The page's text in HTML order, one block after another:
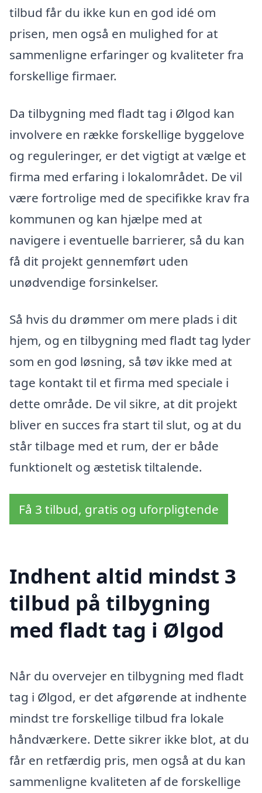
tilbud får du ikke kun en god idé om
prisen, men også en mulighed for at
sammenligne erfaringer og kvaliteter fra
forskellige firmaer.
Da tilbygning med fladt tag i Ølgod kan
involvere en række forskellige byggelove
og reguleringer, er det vigtigt at vælge et
firma med erfaring i lokalområdet. De vil
være fortrolige med de specifikke krav fra
kommunen og kan hjælpe med at
navigere i eventuelle barrierer, så du kan
få dit projekt gennemført uden
unødvendige forsinkelser.
Så hvis du drømmer om mere plads i dit
hjem, og en tilbygning med fladt tag lyder
som en god løsning, så tøv ikke med at
tage kontakt til et firma med speciale i
dette område. De vil sikre, at dit projekt
bliver en succes fra start til slut, og at du
står tilbage med et rum, der er både
funktionelt og æstetisk tiltalende.
Få 3 tilbud, gratis og uforpligtende
Indhent altid mindst 3
tilbud på tilbygning
med fladt tag i Ølgod
Når du overvejer en tilbygning med fladt
tag i Ølgod, er det afgørende at indhente
mindst tre forskellige tilbud fra lokale
håndværkere. Dette sikrer ikke blot, at du
får en retfærdig pris, men også at du kan
sammenligne kvaliteten af de forskellige